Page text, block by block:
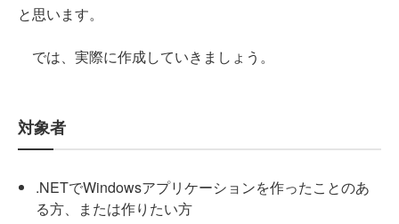
と思います。
では、実際に作成していきましょう。
対象者
.NETでWindowsアプリケーションを作ったことのあ
る方、または作りたい方